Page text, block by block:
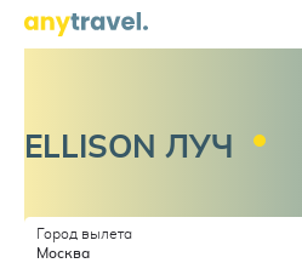
ELLISON ЛУЧ
Город вылета
Москва